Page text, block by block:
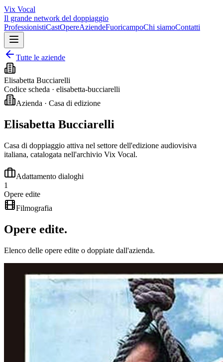
Vix Vocal
Il grande network del doppiaggio
ProfessionistiCastOpereAziendeFuoricampoChi siamoContatti
Tutte le aziende
Elisabetta Bucciarelli
Codice scheda · elisabetta-bucciarelli
Azienda · Casa di edizione
Elisabetta Bucciarelli
Casa di doppiaggio attiva nel settore dell'edizione audiovisiva
italiana, catalogata nell'archivio Vix Vocal.
Adattamento dialoghi
1
Opere edite
Filmografia
Opere edite.
Elenco delle opere edite o doppiate dall'azienda.